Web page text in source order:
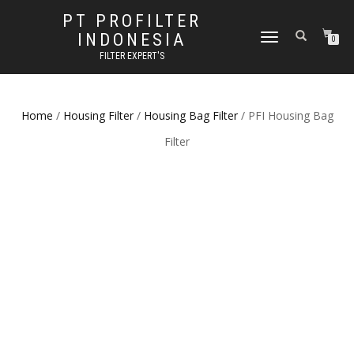
PT PROFILTER
INDONESIA
FILTER EXPERT'S
TOGGLE NAVIGATION0
Home / Housing Filter/ Housing Bag Filter/ PFI Housing Bag
Filter